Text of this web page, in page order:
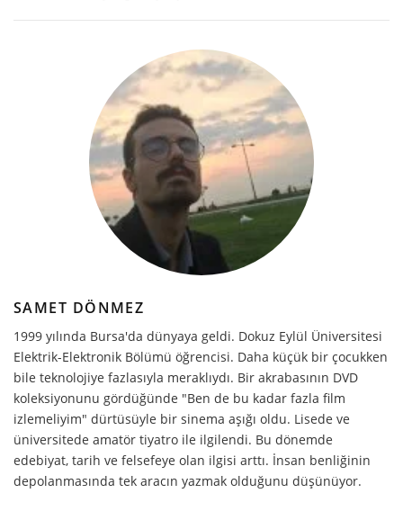
SAMET DÖNMEZ
1999 yılında Bursa'da dünyaya geldi. Dokuz Eylül Üniversitesi
Elektrik-Elektronik Bölümü öğrencisi. Daha küçük bir çocukken
bile teknolojiye fazlasıyla meraklıydı. Bir akrabasının DVD
koleksiyonunu gördüğünde "Ben de bu kadar fazla film
izlemeliyim" dürtüsüyle bir sinema aşığı oldu. Lisede ve
üniversitede amatör tiyatro ile ilgilendi. Bu dönemde
edebiyat, tarih ve felsefeye olan ilgisi arttı. İnsan benliğinin
depolanmasında tek aracın yazmak olduğunu düşünüyor.